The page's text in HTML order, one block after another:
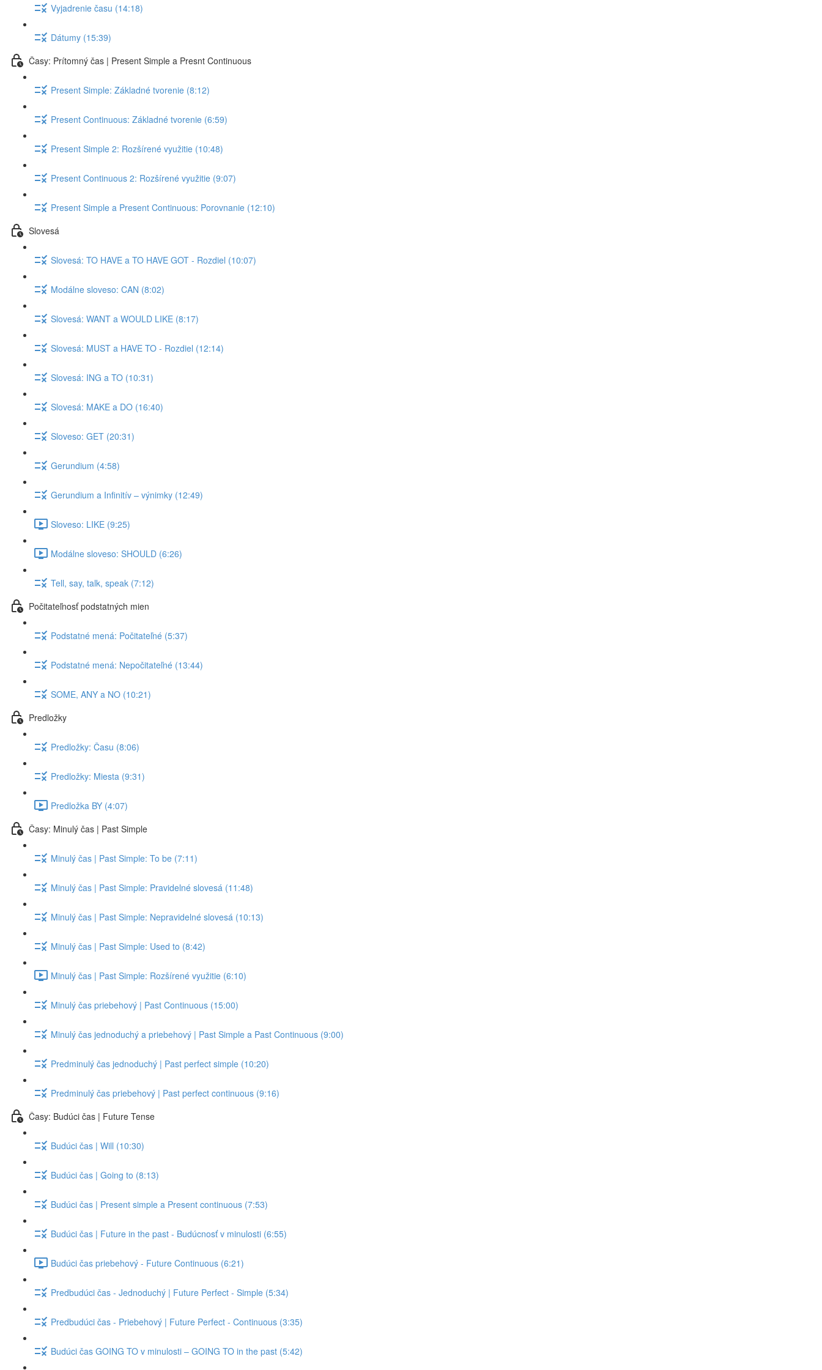
Vyjadrenie času (14:18)
Dátumy (15:39)
Časy: Prítomný čas | Present Simple a Presnt Continuous
Present Simple: Základné tvorenie (8:12)
Present Continuous: Základné tvorenie (6:59)
Present Simple 2: Rozšírené využitie (10:48)
Present Continuous 2: Rozšírené využitie (9:07)
Present Simple a Present Continuous: Porovnanie (12:10)
Slovesá
Slovesá: TO HAVE a TO HAVE GOT - Rozdiel (10:07)
Modálne sloveso: CAN (8:02)
Slovesá: WANT a WOULD LIKE (8:17)
Slovesá: MUST a HAVE TO - Rozdiel (12:14)
Slovesá: ING a TO (10:31)
Slovesá: MAKE a DO (16:40)
Sloveso: GET (20:31)
Gerundium (4:58)
Gerundium a Infinitív – výnimky (12:49)
Sloveso: LIKE (9:25)
Modálne sloveso: SHOULD (6:26)
Tell, say, talk, speak (7:12)
Počitateľnosť podstatných mien
Podstatné mená: Počitateľné (5:37)
Podstatné mená: Nepočitateľné (13:44)
SOME, ANY a NO (10:21)
Predložky
Predložky: Času (8:06)
Predložky: Miesta (9:31)
Predložka BY (4:07)
Časy: Minulý čas | Past Simple
Minulý čas | Past Simple: To be (7:11)
Minulý čas | Past Simple: Pravidelné slovesá (11:48)
Minulý čas | Past Simple: Nepravidelné slovesá (10:13)
Minulý čas | Past Simple: Used to (8:42)
Minulý čas | Past Simple: Rozšírené využitie (6:10)
Minulý čas priebehový | Past Continuous (15:00)
Minulý čas jednoduchý a priebehový | Past Simple a Past Continuous (9:00)
Predminulý čas jednoduchý | Past perfect simple (10:20)
Predminulý čas priebehový | Past perfect continuous (9:16)
Časy: Budúci čas | Future Tense
Budúci čas | Will (10:30)
Budúci čas | Going to (8:13)
Budúci čas | Present simple a Present continuous (7:53)
Budúci čas | Future in the past - Budúcnosť v minulosti (6:55)
Budúci čas priebehový - Future Continuous (6:21)
Predbudúci čas - Jednoduchý | Future Perfect - Simple (5:34)
Predbudúci čas - Priebehový | Future Perfect - Continuous (3:35)
Budúci čas GOING TO v minulosti – GOING TO in the past (5:42)